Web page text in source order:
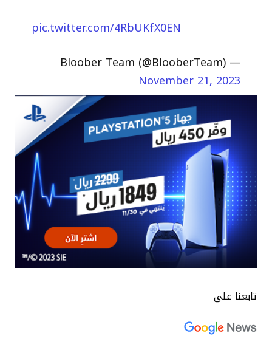
pic.twitter.com/4RbUKfX0EN
— Bloober Team (@BlooberTeam)
November 21, 2023
تابعنا على